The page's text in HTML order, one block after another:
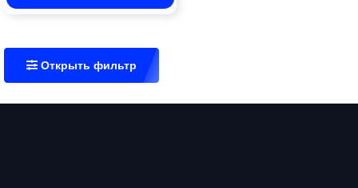
Открыть фильтр